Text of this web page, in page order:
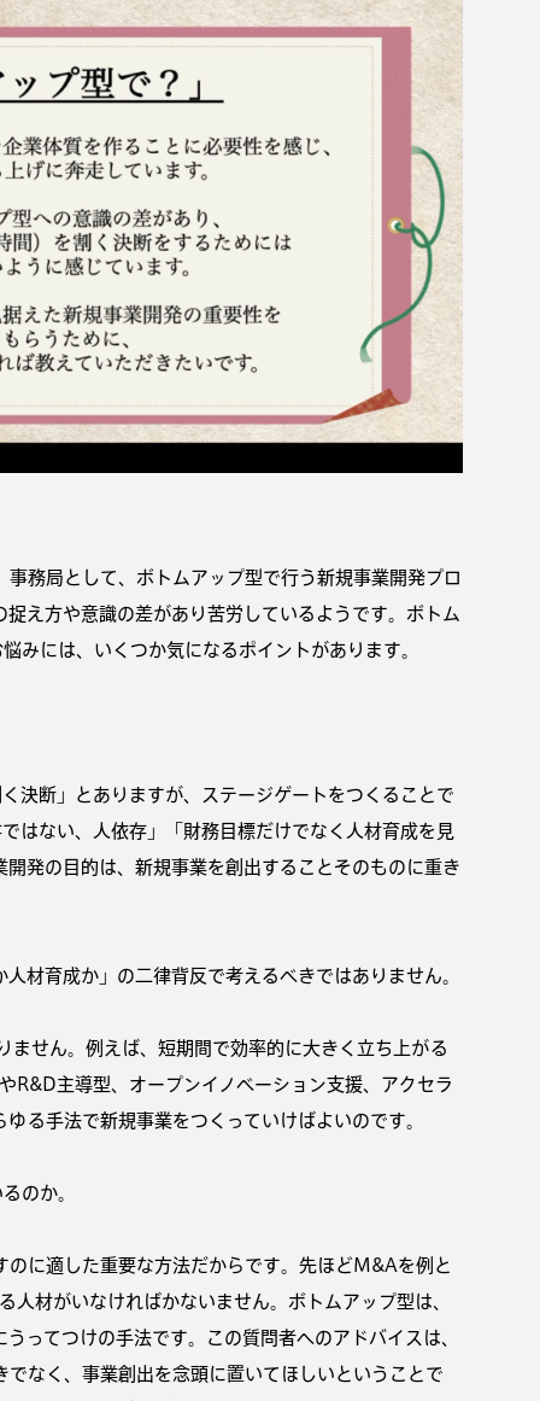
務局として、ボトムアップ型で行う新規事業開発プロ
え方や意識の差があり苦労しているようです。ボトム
には、いくつか気になるポイントがあります。
決断」とありますが、ステージゲートをつくることで
はない、人依存」「財務目標だけでなく人材育成を見
発の目的は、新規事業を創出することそのものに重き
材育成か」の二律背反で考えるべきではありません。
せん。例えば、短期間で効率的に大きく立ち上がる
主導型、オープンイノベーション支援、アクセラ
る手法で新規事業をつくっていけばよいのです。
のか。
に適した重要な方法だからです。先ほどM&Aを例と
材がいなければかないません。ボトムアップ型は、
ってつけの手法です。この質問者へのアドバイスは、
なく、事業創出を念頭に置いてほしいということで